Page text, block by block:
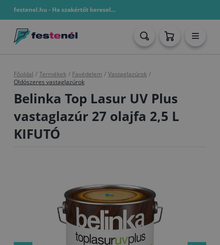
festenel.hu - Ha szakértőt keresel...
Főoldal / Termékek / Favédelem / Vastaglazúrok /
Oldószeres vastaglazúrok
Belinka Top Lasur UV Plus
vastaglazúr 27 olajfa 2,5 L
KIFUTÓ